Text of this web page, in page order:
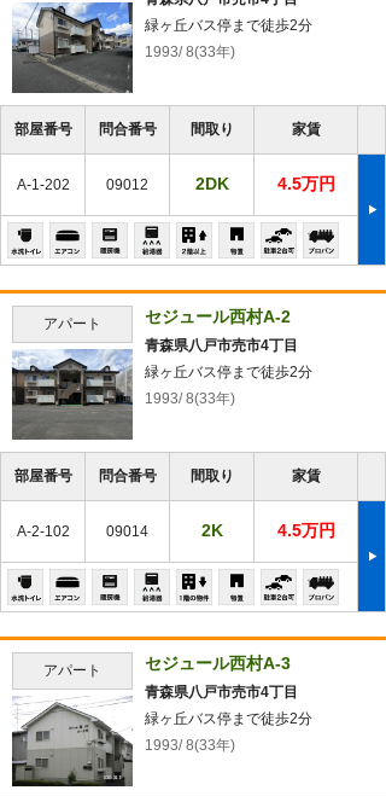
緑ヶ丘バス停まで徒歩2分
1993/ 8(33年)
部屋番号 問合番号 間取り 家賃
A-1-202 09012 2DK 4.5万円
アパート セジュール西村A-2
青森県八戸市売市4丁目
緑ヶ丘バス停まで徒歩2分
1993/ 8(33年)
部屋番号 問合番号 間取り 家賃
A-2-102 09014 2K 4.5万円
アパート セジュール西村A-3
青森県八戸市売市4丁目
緑ヶ丘バス停まで徒歩2分
1993/ 8(33年)